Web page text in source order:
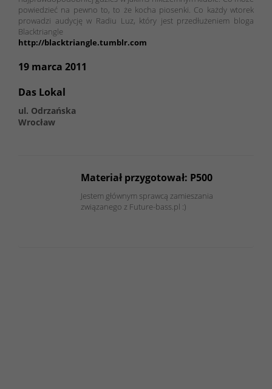
powiedzieć na pewno to, to że kocha piosenki. Co każdy wtorek
prowadzi audycję w Radiu Luz, który jest przedłużeniem bloga
Blacktriangle
http://blacktriangle.tumblr.com
19 marca 2011
Das Lokal
ul. Odrzańska
Wrocław
Materiał przygotował: P500
Jestem głównym sprawcą zamieszania
związanego z Future-bass.pl :)